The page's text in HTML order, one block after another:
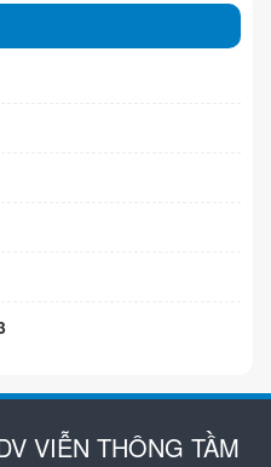
VIỄN THÔNG TẦM